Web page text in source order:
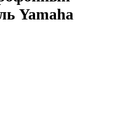
Yamaha